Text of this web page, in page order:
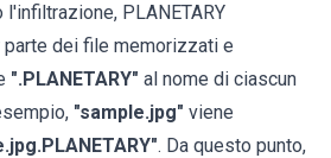
PLANETARY
dei file memorizzati e
".PLANETARY" al nome di ciascun
"sample.jpg" viene
. Da questo punto,